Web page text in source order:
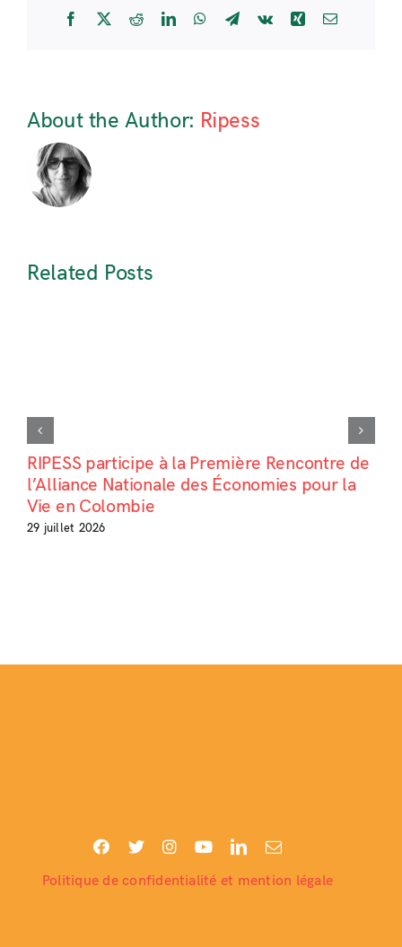
Facebook
X RedditLinkedInWhatsApp
Telegram
Vk Xing Email
About the Author: Ripess
Related Posts
RIPESS participe à la Première Rencontre de
l’Alliance Nationale des Économies pour la
Vie en Colombie
29 juillet 2026
Politique de confidentialité et mention légale